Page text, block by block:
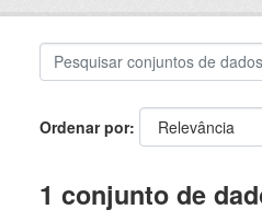
Ordenar por
1 conjunto de